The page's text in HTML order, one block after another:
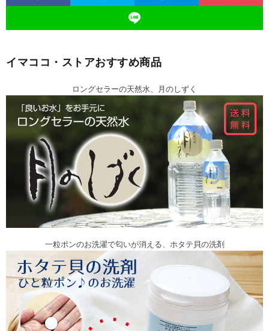
イマココ・ストアおすすめ商品
ロングセラーの天然水、月のしずく
一粒ポンのお洗濯で匂いが消える、ホタテ貝の洗剤